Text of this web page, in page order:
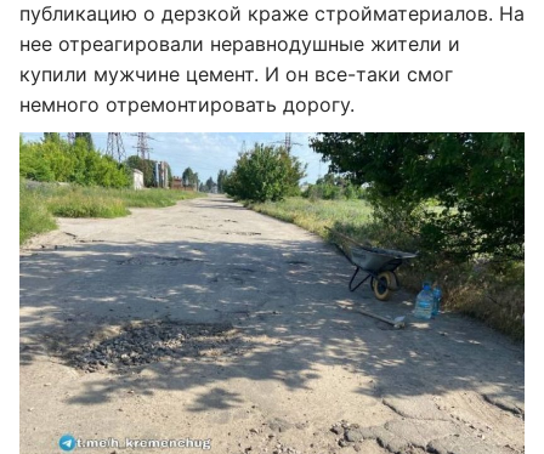
публикацию о дерзкой краже стройматериалов. На
нее отреагировали неравнодушные жители и
купили мужчине цемент. И он все-таки смог
немного отремонтировать дорогу.